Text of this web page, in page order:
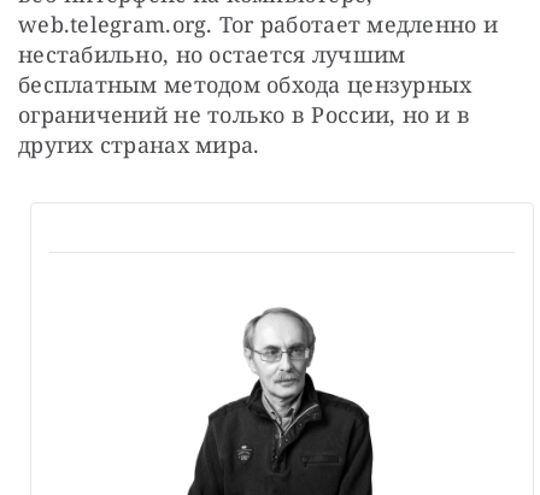
web.telegram.org. Tor работает медленно и
нестабильно, но остается лучшим
бесплатным методом обхода цензурных
ограничений не только в России, но и в
других странах мира.